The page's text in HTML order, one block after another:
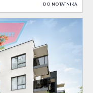
DO NOTATNIKA